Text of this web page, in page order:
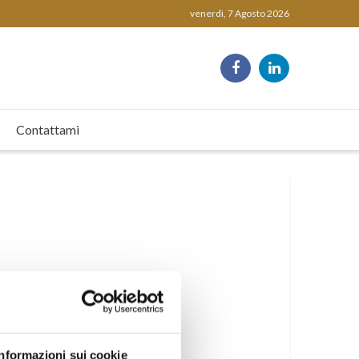
sui cookie
venerdì, 7 Agosto 2026
Contattami